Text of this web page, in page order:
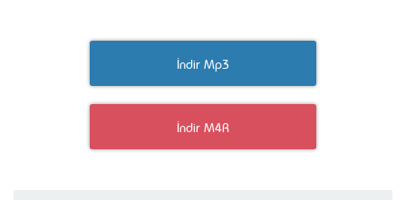
İndir Mp3
İndir M4R